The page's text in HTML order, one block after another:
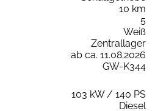
10 km
5
Weiß
Zentrallager
ab ca. 11.08.2026
GW-K344
103 kW / 140 PS
Diesel